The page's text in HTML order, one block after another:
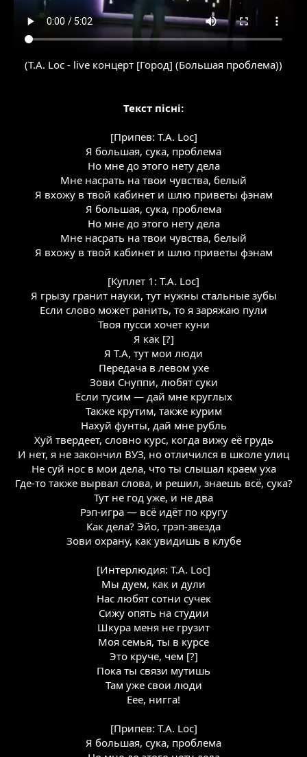
(T.A. Loc - live концерт [Город] (Большая проблема))
Текст пісні:
[Припев: T.A. Loc]
Я большая, сука, проблема
Но мне до этого нету дела
Мне насрать на твои чувства, белый
Я вхожу в твой кабинет и шлю приветы фэнам
Я большая, сука, проблема
Но мне до этого нету дела
Мне насрать на твои чувства, белый
Я вхожу в твой кабинет и шлю приветы фэнам
[Куплет 1: T.A. Loc]
Я грызу гранит науки, тут нужны стальные зубы
Если слово может ранить, то я заряжаю пули
Твоя пусси хочет куни
Я как [?]
Я Т.А, тут мои люди
Передача в левом ухе
Зови Снуппи, любят суки
Если тусим — дай мне круглых
Также крутим, также курим
Нахуй фунты, дай мне рубль
Хуй твердеет, словно курс, когда вижу её грудь
И нет, я не закончил ВУЗ, но отличился в школе улиц
Не суй нос в мои дела, что ты слышал краем уха
Где-то также вырвал слова, и решил, знаешь всё, сука?
Тут не год уже, и не два
Рэп-игра — всё идёт по кругу
Как дела? Эйо, трэп-звезда
Зови охрану, как увидишь в клубе
[Интерлюдия: T.A. Loc]
Мы дуем, как и дули
Нас любят сотни сучек
Сижу опять на студии
Шкура меня не грузит
Моя семья, ты в курсе
Это круче, чем [?]
Пока ты связи мутишь
Там уже свои люди
Еее, нигга!
[Припев: T.A. Loc]
Я большая, сука, проблема